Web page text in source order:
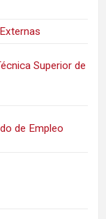
Superior de
de Empleo